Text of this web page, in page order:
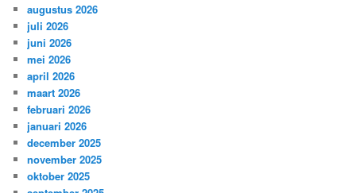
augustus 2026
juli 2026
juni 2026
mei 2026
april 2026
maart 2026
februari 2026
januari 2026
december 2025
november 2025
oktober 2025